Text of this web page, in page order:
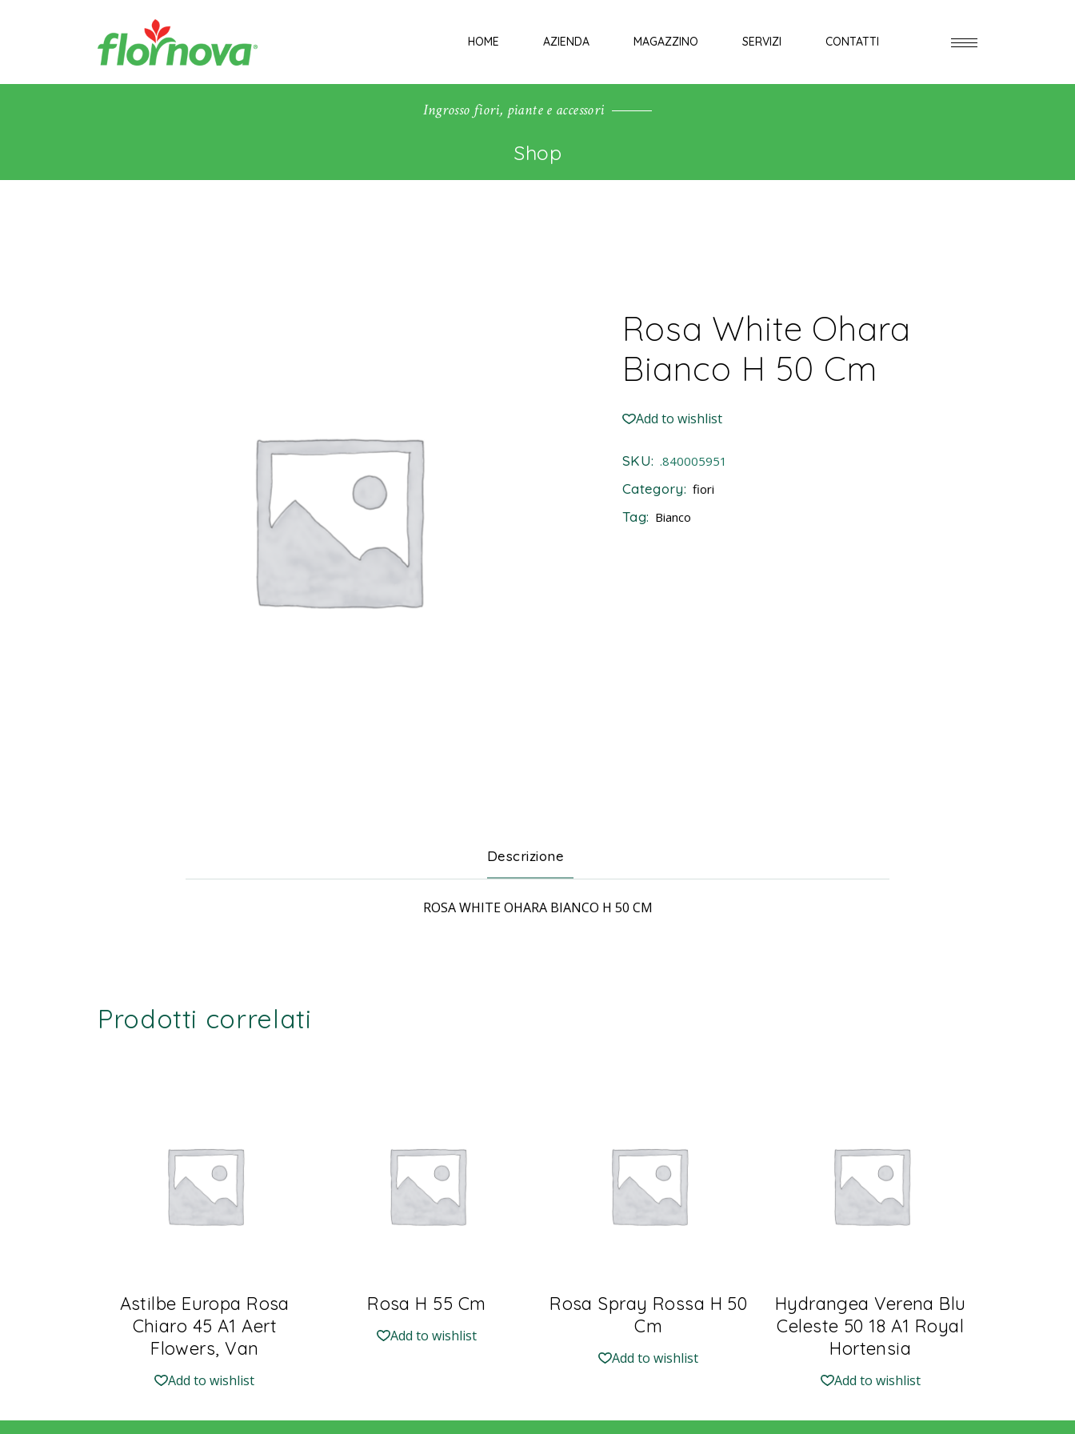
HOME AZIENDA MAGAZZINO SERVIZI CONTATTI
Ingrosso fiori, piante e accessori
Shop
Rosa White Ohara
Bianco H 50 Cm
Add to wishlist
SKU: .840005951
Category: fiori
Tag: Bianco
Descrizione
ROSA WHITE OHARA BIANCO H 50 CM
Prodotti correlati
Astilbe Europa Rosa
Chiaro 45 A1 Aert
Flowers, Van
Add to wishlist
Rosa H 55 Cm
Add to wishlist
Rosa Spray Rossa H 50
Cm
Add to wishlist
Hydrangea Verena Blu
Celeste 50 18 A1 Royal
Hortensia
Add to wishlist